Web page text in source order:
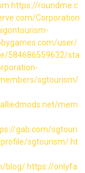
https://roundme.c
Corporation
user/
584686559632/sta
sgtourism/
mem
gab.com/sgtouri
sgtourism/ ht
blog/ https://onlyfa